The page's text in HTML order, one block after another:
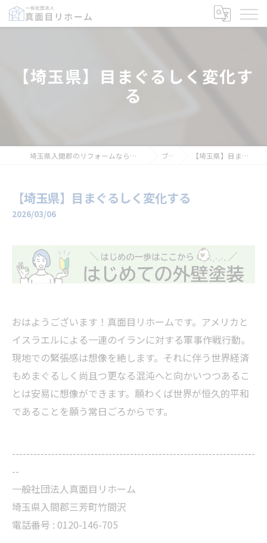
【埼玉県】目まぐるしく変化す
る
埼玉県入間郡のリフォームなら一般社団法人真面目リホーム ブログ 【埼玉県】目まぐるしく変化する
【埼玉県】目まぐるしく変化する
2026/03/06
おはようございます！真面目リホームです。アメリカと
イスラエルによる一連のイランに対する軍事作戦行動。
現地での緊張感は想像を絶します。それに伴う世界経済
もめまぐるしく尚且つ更なる混沌へと向かいつつあるこ
とは安易に想像ができます。願わくば世界が恒久的平和
であることを願う常日ごろからです。
--------------------------------------------------------------------
--
一般社団法人真面目リホーム
埼玉県入間郡三芳町竹間沢
電話番号 : 0120-146-705